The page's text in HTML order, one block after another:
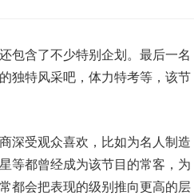
包含了不少特别企划。最后一名
独特风采吧，体力特考等，该节
深受观众喜欢，比如为名人制造
等都曾经成为该节目的常客，为
都会把表现的级别推向更高的层